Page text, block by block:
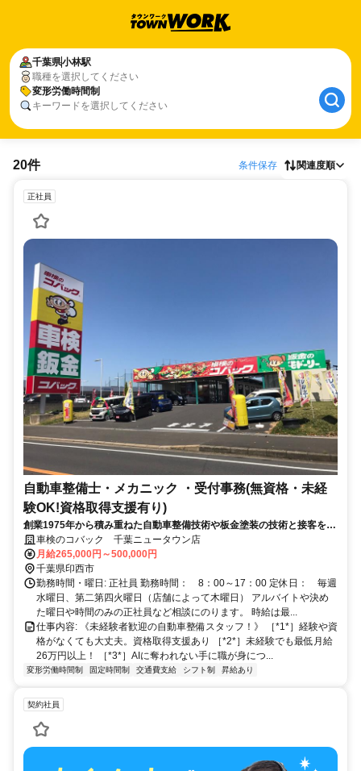
千葉県小林駅
職種を選択してください
変形労働時間制
キーワードを選択してください
20件 条件保存 関連度順
正社員
自動車整備士・メカニック ・受付事務(無資格・未経
験OK!資格取得支援有り)
創業1975年から積み重ねた自動車整備技術や板金塗装の技術と接客を身
に付けられます。経営幹部見習いも大歓迎
車検のコバック 千葉ニュータウン店
月給265,000円～500,000円
千葉県印西市
勤務時間・曜日: 正社員 勤務時間： 8：00～17：00 定休日： 毎週
水曜日、第二第四火曜日（店舗によって木曜日） アルバイトや決め
た曜日や時間のみの正社員など相談にのります。 時給は最...
仕事内容: 《未経験者歓迎の自動車整備スタッフ！》 ［*1*］経験や資
格がなくても大丈夫。資格取得支援あり ［*2*］未経験でも最低月給
26万円以上！ ［*3*］AIに奪われない手に職が身につ...
変形労働時間制 固定時間制 交通費支給 シフト制 昇給あり
契約社員